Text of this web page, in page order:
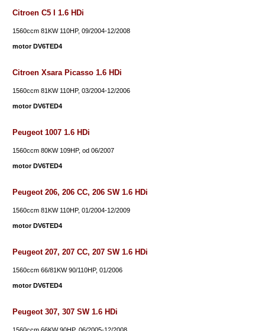
Citroen C5 I 1.6 HDi
1560ccm 81KW 110HP, 09/2004-12/2008
motor DV6TED4
Citroen Xsara Picasso 1.6 HDi
1560ccm 81KW 110HP, 03/2004-12/2006
motor DV6TED4
Peugeot 1007 1.6 HDi
1560ccm 80KW 109HP, od 06/2007
motor DV6TED4
Peugeot 206, 206 CC, 206 SW 1.6 HDi
1560ccm 81KW 110HP, 01/2004-12/2009
motor DV6TED4
Peugeot 207, 207 CC, 207 SW 1.6 HDi
1560ccm 66/81KW 90/110HP, 01/2006
motor DV6TED4
Peugeot 307, 307 SW 1.6 HDi